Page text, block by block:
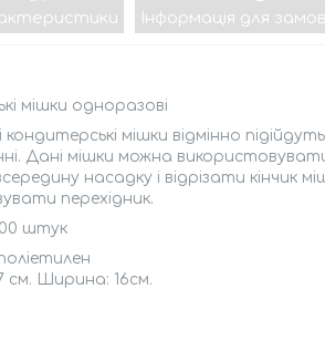
Інформація для
мішки одноразові
мішки відмінно
Дані мішки можна
насадку і відрізати кінчик
перехідник.
штук
см. Ширина: 16см.